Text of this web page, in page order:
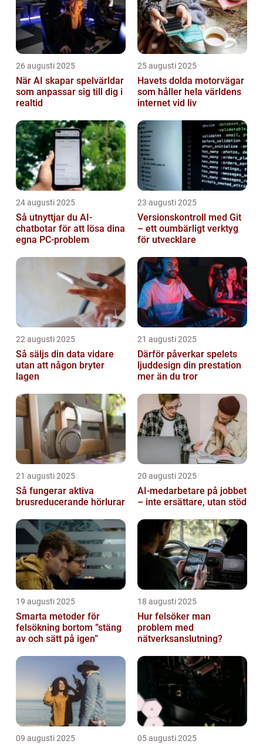
26 augusti 2025
När AI skapar spelvärldar
som anpassar sig till dig i
realtid
25 augusti 2025
Havets dolda motorvägar
som håller hela världens
internet vid liv
24 augusti 2025
Så utnyttjar du AI-
chatbotar för att lösa dina
egna PC-problem
23 augusti 2025
Versionskontroll med Git
– ett oumbärligt verktyg
för utvecklare
22 augusti 2025
Så säljs din data vidare
utan att någon bryter
lagen
21 augusti 2025
Därför påverkar spelets
ljuddesign din prestation
mer än du tror
21 augusti 2025
Så fungerar aktiva
brusreducerande hörlurar
20 augusti 2025
AI‑medarbetare på jobbet
– inte ersättare, utan stöd
19 augusti 2025
Smarta metoder för
felsökning bortom ”stäng
av och sätt på igen”
18 augusti 2025
Hur felsöker man
problem med
nätverksanslutning?
09 augusti 2025 05 augusti 2025